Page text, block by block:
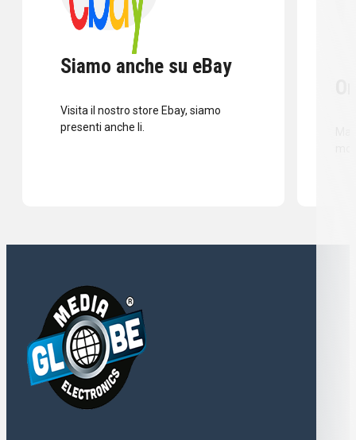
Siamo anche su eBay
Visita il nostro store Ebay, siamo
presenti anche li.